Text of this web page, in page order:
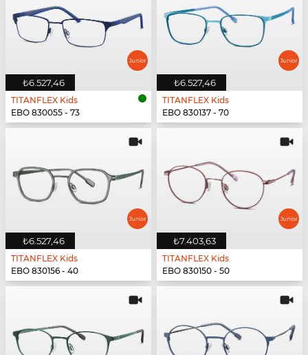
₺6.527,46
TITANFLEX Kids
EBO 830055 - 73
₺6.527,46
TITANFLEX Kids
EBO 830137 - 70
₺6.527,46
TITANFLEX Kids
EBO 830156 - 40
₺7.403,63
TITANFLEX Kids
EBO 830150 - 50